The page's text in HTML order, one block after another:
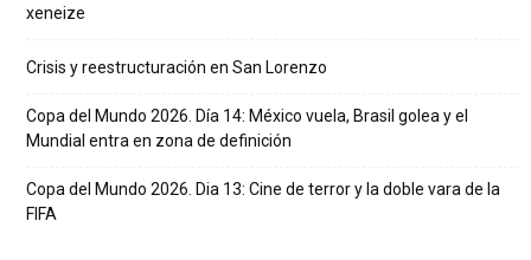
xeneize
Crisis y reestructuración en San Lorenzo
Copa del Mundo 2026. Día 14: México vuela, Brasil golea y el
Mundial entra en zona de definición
Copa del Mundo 2026. Dia 13: Cine de terror y la doble vara de la
FIFA